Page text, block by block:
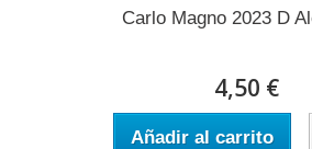
Carlo Magno 2023 D
4,50 €
Añadir al carrito